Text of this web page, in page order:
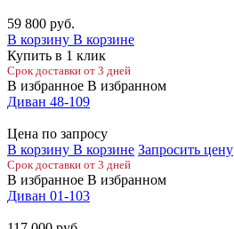
59 800 руб.
В корзину В корзине
Купить в 1 клик
Срок доставки от 3 дней
В избранное В избранном
Диван 48-109
Цена по запросу
В корзину В корзине Запросить цену
Срок доставки от 3 дней
В избранное В избранном
Диван 01-103